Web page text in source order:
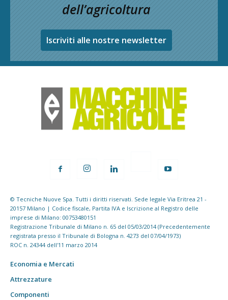
dell’agricoltura
Iscriviti alle nostre newsletter
© Tecniche Nuove Spa. Tutti i diritti riservati. Sede legale Via Eritrea 21 -
20157 Milano | Codice fiscale, Partita IVA e Iscrizione al Registro delle
imprese di Milano: 00753480151
Registrazione Tribunale di Milano n. 65 del 05/03/2014 (Precedentemente
registrata presso il Tribunale di Bologna n. 4273 del 07/04/1973)
ROC n. 24344 dell'11 marzo 2014
Economia e Mercati
Attrezzature
Componenti